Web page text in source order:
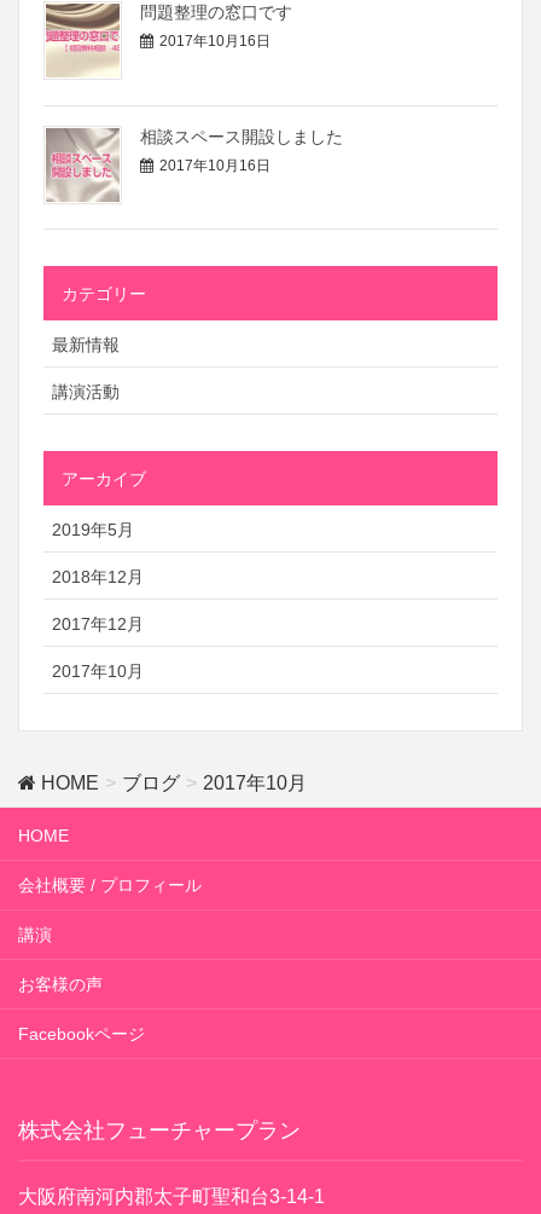
問題整理の窓口です
2017年10月16日
相談スペース開設しました
2017年10月16日
カテゴリー
最新情報
講演活動
アーカイブ
2019年5月
2018年12月
2017年12月
2017年10月
HOME ブログ 2017年10月
HOME
会社概要 / プロフィール
講演
お客様の声
Facebookページ
株式会社フューチャープラン
大阪府南河内郡太子町聖和台3-14-1